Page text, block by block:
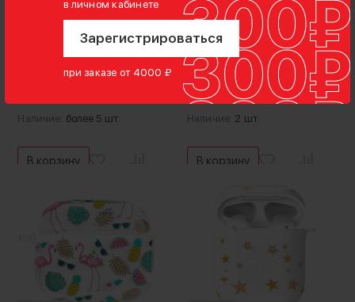
в личном кабинете
Зарегистрироваться
при заказе от 4000 ₽
Бонусных рублей
Apple Airpods 3 Pineapple
Наличие: более 5 шт.
В корзину
+ 33 Бонусных рублей
Чехол PQY Fresh для
Apple Airpods 3 Lemon
4.5
2 отзыва
Наличие: 2 шт.
В корзину